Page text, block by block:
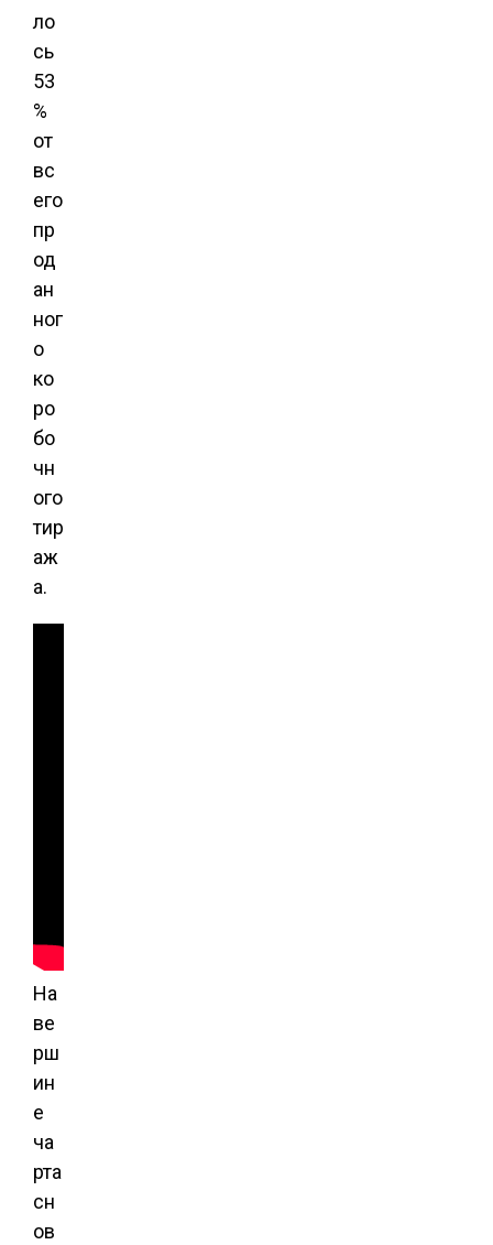
ло
сь
53
%
от
вс
его
пр
од
ан
ног
о
ко
ро
бо
чн
ого
тир
аж
а.
На
ве
рш
ин
е
ча
рта
сн
ов